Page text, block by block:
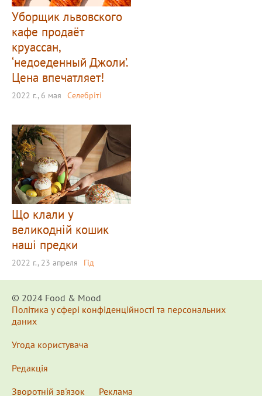
Уборщик львовского
кафе продаёт
круассан,
‘недоеденный Джоли’.
Цена впечатляет!
2022 г., 6 мая Селебріті
Що клали у
великодній кошик
наші предки
2022 г., 23 апреля Гід
© 2024 Food & Мood
Політика у сфері конфіденційності та персональних
даних
Угода користувача
Редакція
Зворотній зв'язок
Реклама